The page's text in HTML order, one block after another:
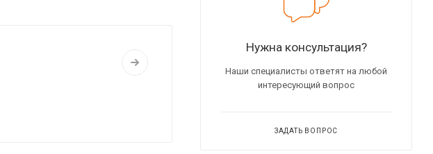
Нужна консультация?
Наши специалисты ответят на любой
интересующий вопрос
ЗАДАТЬ ВОПРОС